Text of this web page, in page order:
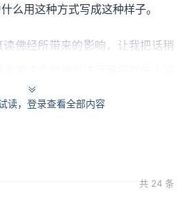
么用这种方式写成这种样子。
佛经所带来的影响，让我把话稍
”，也就是不是人的角色，佛经用
读，登录查看全部内容
共 24 条